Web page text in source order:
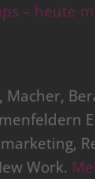
– heute
Macher,
Work.